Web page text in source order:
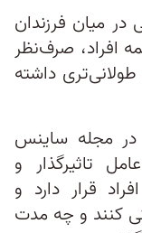
در میان فرزندان
همه افراد، صرف‌نظر
داشته
در مجله ساینس
تاثیرگذار و
قرار دارد و
کنند و چه مدت